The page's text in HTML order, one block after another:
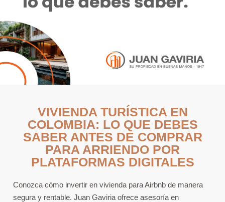
VIVIENDA TURÍSTICA EN
COLOMBIA: LO QUE DEBES
SABER ANTES DE COMPRAR
PARA ARRIENDO POR
PLATAFORMAS DIGITALES
Conozca cómo invertir en vivienda para Airbnb de manera
segura y rentable. Juan Gaviria ofrece asesoría en